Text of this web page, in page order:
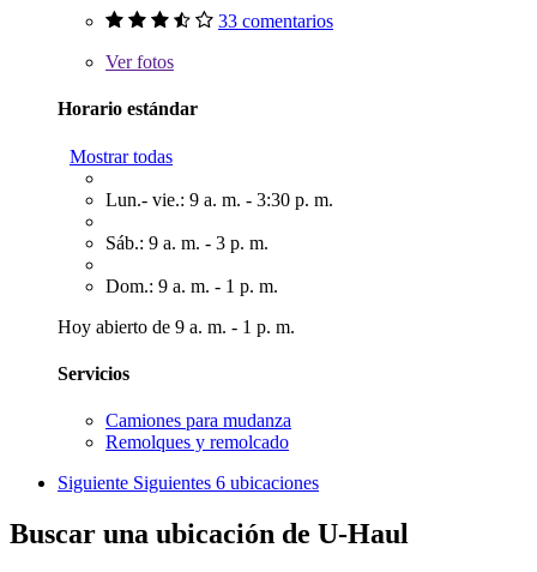
33 comentarios
Verfotos
Horario estándar
Mostrar todas
Lun.- vie.: 9 a. m. - 3:30 p. m.
Sáb.: 9 a. m. - 3 p. m.
Dom.: 9 a. m. - 1 p. m.
Hoy abierto de 9 a. m. - 1 p. m.
Servicios
Camiones para mudanza
Remolques y remolcado
Siguiente Siguientes 6 ubicaciones
Buscar una ubicación de U-Haul